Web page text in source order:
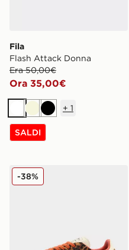
Fila
Flash Attack Donna
Era 50,00€
Ora 35,00€
Bianco
BeigeNero
+ 1
SALDI
adidas Originals Samba
-38%